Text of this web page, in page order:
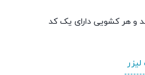
و هر کشویی دارای یک کد